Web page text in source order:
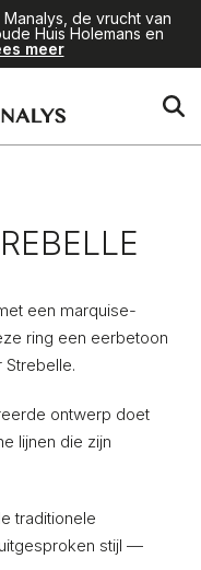
de vrucht van
Huis Holemans en
meer
een marquise-
ring een eerbetoon
Strebelle.
ontwerp doet
lijnen die zijn
traditionele
stijl —